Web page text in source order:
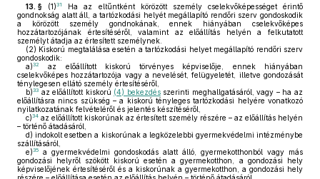
13. § (1)31
Ha az eltűntként körözött személy cselekvőképességet érintő
gondnokság alatt áll, a tartózkodási helyét megállapító rendőri szerv gondoskodik
a körözött személy gondnokának, ennek hiányában cselekvőképes
hozzátartozójának értesítéséről, valamint az előállítás helyén a felkutatott
személyt átadja az értesített személynek.
(2) Kiskorú megtalálása esetén a tartózkodási helyet megállapító rendőri szerv
gondoskodik:
a)32
az előállított kiskorú törvényes képviselője, ennek hiányában
cselekvőképes hozzátartozója vagy a nevelését, felügyeletét, illetve gondozását
ténylegesen ellátó személy értesítéséről,
b)33 az előállított kiskorú (4) bekezdésszerinti meghallgatásáról, vagy – ha az
előállításra nincs szükség – a kiskorú tényleges tartózkodási helyére vonatkozó
nyilatkozatának felvételéről és jelentés készítéséről,
c)34 az előállított kiskorúnak az értesített személy részére – az előállítás helyén
– történő átadásáról,
d) indokolt esetben a kiskorúnak a legközelebbi gyermekvédelmi intézménybe
szállításáról,
e)35
a gyermekvédelmi gondoskodás alatt álló, gyermekotthonból vagy más
gondozási helyről szökött kiskorú esetén a gyermekotthon, a gondozási hely
képviselőjének értesítéséről és a kiskorúnak a gyermekotthon, a gondozási hely